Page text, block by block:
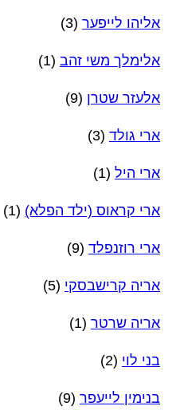
אליהו לייפער (3)
אלימלך משי זהב (1)
אלעזר שטרן (9)
ארי גולד (3)
ארי היל (1)
ארי קראוס (ילד הפלא) (1)
ארי רוזנפלד (9)
אריה קרישבסקי (5)
אריה שרטר (1)
בני לוי (2)
בנימין לייעפר (9)